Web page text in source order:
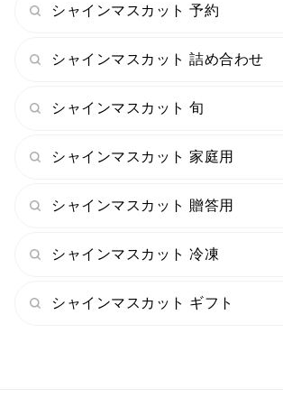
シャインマスカット 予約
シャインマスカット 詰め合わせ
シャインマスカット 旬
シャインマスカット 家庭用
シャインマスカット 贈答用
シャインマスカット 冷凍
シャインマスカット ギフト